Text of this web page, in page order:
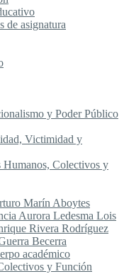
de asignatura
y Poder Público
Victimidad y
Humanos, Colectivos y
Marín Aboytes
Aurora Ledesma Lois
Rivera Rodríguez
Becerra
académico
y Función